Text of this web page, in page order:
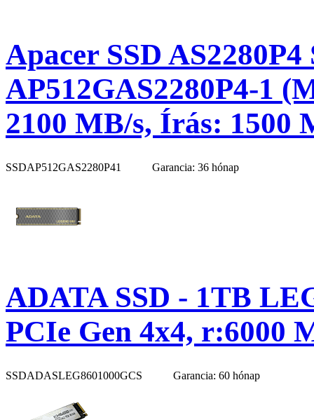
Apacer SSD AS2280P4
AP512GAS2280P4-1
2100 MB/s, Írás: 1500
SSDAP512GAS2280P41 Garancia: 36 hónap
ADATA SSD - 1TB
PCIe Gen 4x4, r:6000
SSDADASLEG8601000GCS Garancia: 60 hónap